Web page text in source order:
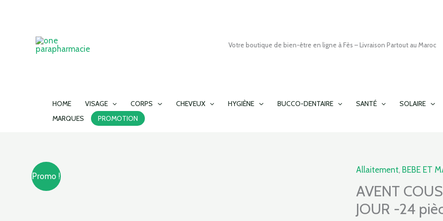
Votre boutique de bien-être en ligne à Fès – Livraison Partout au Maroc
HOME VISAGE CORPS CHEVEUX HYGIÈNE BUCCO-DENTAIRE SANTÉ
SOLAIRE
MARQUES
PROMOTION
Promo !
Allaitement, BEBE ET
AVENT
JOUR -24
Le
prix
quantité
de
AVENT
COUSSINETS